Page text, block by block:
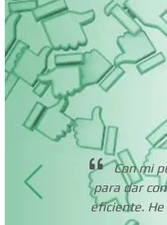
Estampados
Cafeterías
Camiones para
Carnicerías
Con mi
para dar
eficiente.